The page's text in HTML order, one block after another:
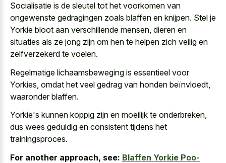
Socialisatie is de sleutel tot het voorkomen van
ongewenste gedragingen zoals blaffen en knijpen. Stel je
Yorkie bloot aan verschillende mensen, dieren en
situaties als ze jong zijn om hen te helpen zich veilig en
zelfverzekerd te voelen.
Regelmatige lichaamsbeweging is essentieel voor
Yorkies, omdat het veel gedrag van honden beïnvloedt,
waaronder blaffen.
Yorkie's kunnen koppig zijn en moeilijk te onderbreken,
dus wees geduldig en consistent tijdens het
trainingsproces.
For another approach, see: Blaffen Yorkie Poo-